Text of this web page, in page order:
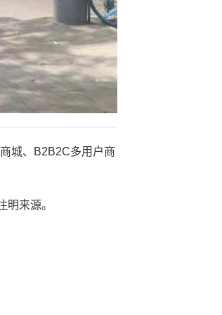
城、B2B2C多用户商
来源。